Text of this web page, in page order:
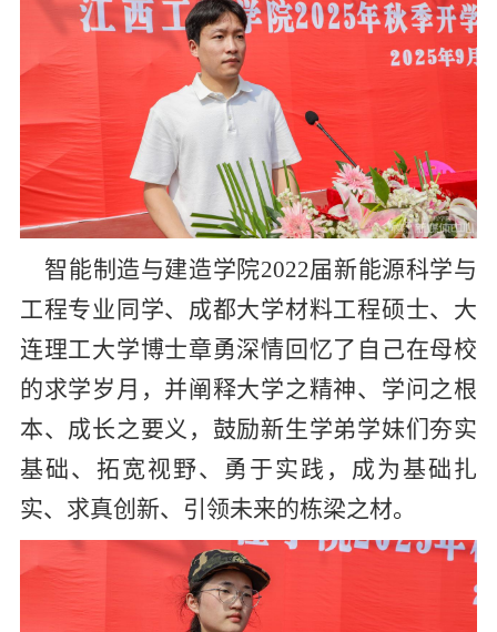
智能制造与建造学院2022届新能源科学与
工程专业同学、成都大学材料工程硕士、大
连理工大学博士章勇深情回忆了自己在母校
的求学岁月，并阐释大学之精神、学问之根
本、成长之要义，鼓励新生学弟学妹们夯实
基础、拓宽视野、勇于实践，成为基础扎
实、求真创新、引领未来的栋梁之材。